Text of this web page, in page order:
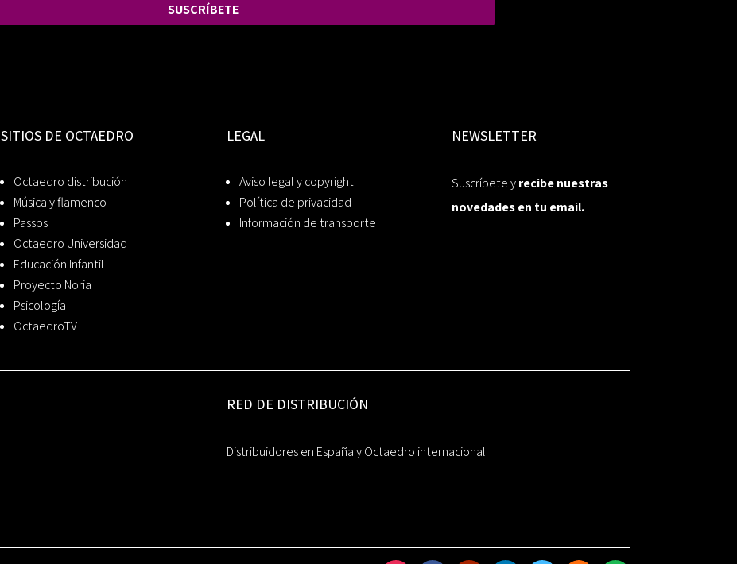
SUSCRÍBETE
SITIOS DE OCTAEDRO
Octaedro distribución
Música y flamenco
Passos
Octaedro Universidad
Educación Infantil
Proyecto Noria
Psicología
OctaedroTV
LEGAL
Aviso legal y copyright
Política de privacidad
Información de transporte
NEWSLETTER
Suscríbete yrecibe nuestras
novedades en tu email.
RED DE DISTRIBUCIÓN
Distribuidores en España y Octaedro internacional